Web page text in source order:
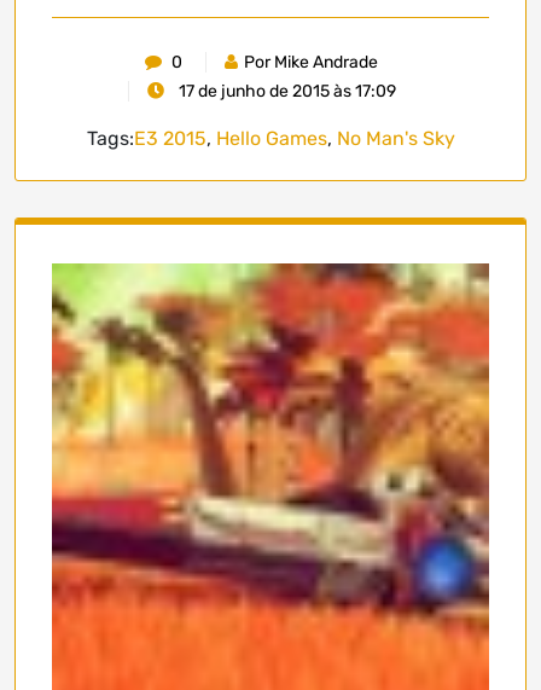
0
Por Mike Andrade
17 de junho de 2015 às 17:09
Tags:E3 2015, Hello Games, No Man's Sky